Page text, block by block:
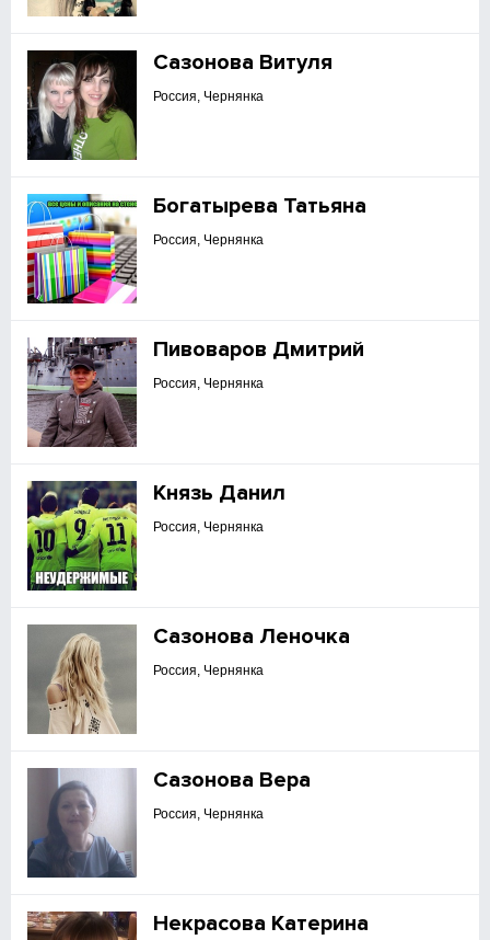
Сазонова Витуля
Россия, Чернянка
Богатырева Татьяна
Россия, Чернянка
Пивоваров Дмитрий
Россия, Чернянка
Князь Данил
Россия, Чернянка
Сазонова Леночка
Россия, Чернянка
Сазонова Вера
Россия, Чернянка
Некрасова Катерина